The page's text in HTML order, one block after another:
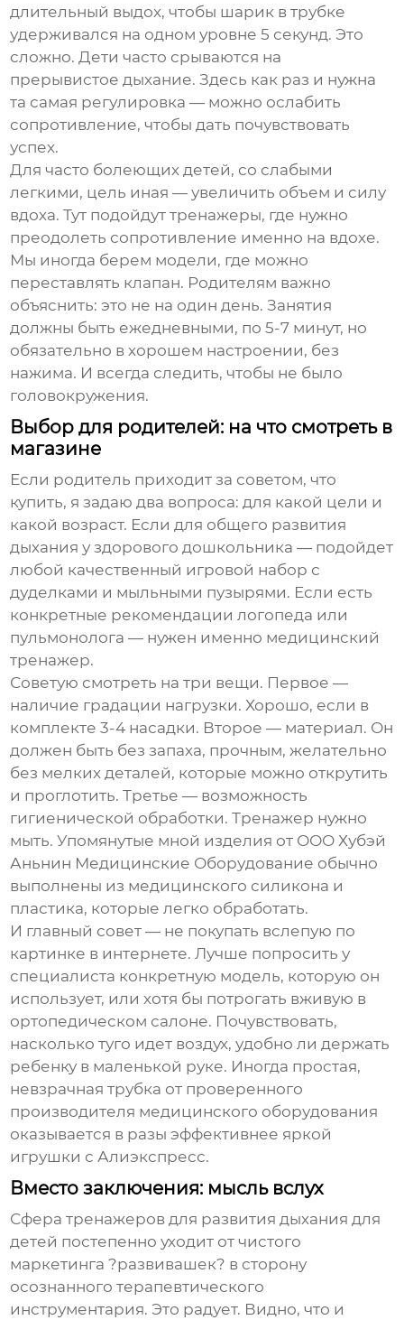
длительный выдох, чтобы шарик в трубке
удерживался на одном уровне 5 секунд. Это
сложно. Дети часто срываются на
прерывистое дыхание. Здесь как раз и нужна
та самая регулировка — можно ослабить
сопротивление, чтобы дать почувствовать
успех.
Для часто болеющих детей, со слабыми
легкими, цель иная — увеличить объем и силу
вдоха. Тут подойдут тренажеры, где нужно
преодолеть сопротивление именно на вдохе.
Мы иногда берем модели, где можно
переставлять клапан. Родителям важно
объяснить: это не на один день. Занятия
должны быть ежедневными, по 5-7 минут, но
обязательно в хорошем настроении, без
нажима. И всегда следить, чтобы не было
головокружения.
Выбор для родителей: на что смотреть в
магазине
Если родитель приходит за советом, что
купить, я задаю два вопроса: для какой цели и
какой возраст. Если для общего развития
дыхания у здорового дошкольника — подойдет
любой качественный игровой набор с
дуделками и мыльными пузырями. Если есть
конкретные рекомендации логопеда или
пульмонолога — нужен именно медицинский
тренажер.
Советую смотреть на три вещи. Первое —
наличие градации нагрузки. Хорошо, если в
комплекте 3-4 насадки. Второе — материал. Он
должен быть без запаха, прочным, желательно
без мелких деталей, которые можно открутить
и проглотить. Третье — возможность
гигиенической обработки. Тренажер нужно
мыть. Упомянутые мной изделия от ООО Хубэй
Аньнин Медицинские Оборудование обычно
выполнены из медицинского силикона и
пластика, которые легко обработать.
И главный совет — не покупать вслепую по
картинке в интернете. Лучше попросить у
специалиста конкретную модель, которую он
использует, или хотя бы потрогать вживую в
ортопедическом салоне. Почувствовать,
насколько туго идет воздух, удобно ли держать
ребенку в маленькой руке. Иногда простая,
невзрачная трубка от проверенного
производителя медицинского оборудования
оказывается в разы эффективнее яркой
игрушки с Алиэкспресс.
Вместо заключения: мысль вслух
Сфератренажеров для развития дыхания для
детей постепенно уходит от чистого
маркетинга ?развивашек? в сторону
осознанного терапевтического
инструментария. Это радует. Видно, что и